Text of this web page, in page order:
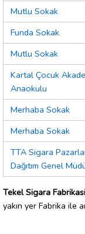
Mutlu Sokak
Funda Sokak
Mutlu Sokak
Kartal Çocuk
Anaokulu
Merhaba Sokak
Merhaba Sokak
TTA Sigara
Dağıtım Genel
Tekel Sigara
yakın yer Fabrika ile